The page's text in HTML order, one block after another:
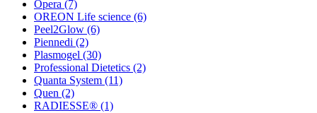
Opera (7)
OREON Life science (6)
Peel2Glow (6)
Piennedi (2)
Plasmogel (30)
Professional Dietetics (2)
Quanta System (11)
Quen (2)
RADIESSE® (1)